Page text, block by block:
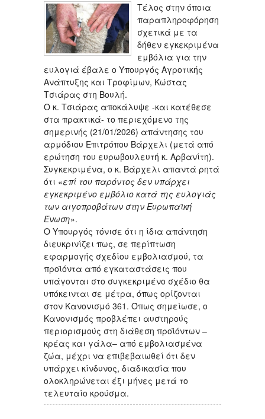
Τέλος στην όποια
παραπληροφόρηση
σχετικά με τα
δήθεν εγκεκριμένα
εμβόλια για την
ευλογιά έβαλε ο Υπουργός Αγροτικής
Ανάπτυξης και Τροφίμων, Κώστας
Τσιάρας στη Βουλή.
Ο κ. Τσιάρας αποκάλυψε -και κατέθεσε
στα πρακτικά- το περιεχόμενο της
σημερινής (21/01/2026) απάντησης του
αρμόδιου Επιτρόπου Βάρχελι (μετά από
ερώτηση του ευρωβουλευτή κ. Αρβανίτη).
Συγκεκριμένα, ο κ. Βάρχελι απαντά ρητά
ότι «επί του παρόντος δεν υπάρχει
εγκεκριμένο εμβόλιο κατά της ευλογιάς
των αιγοπροβάτων στην Ευρωπαϊκή
Ένωση».
Ο Υπουργός τόνισε ότι η ίδια απάντηση
διευκρινίζει πως, σε περίπτωση
εφαρμογής σχεδίου εμβολιασμού, τα
προϊόντα από εγκαταστάσεις που
υπάγονται στο συγκεκριμένο σχέδιο θα
υπόκεινται σε μέτρα, όπως ορίζονται
στον Κανονισμό 361. Όπως σημείωσε, ο
Κανονισμός προβλέπει αυστηρούς
περιορισμούς στη διάθεση προϊόντων –
κρέας και γάλα– από εμβολιασμένα
ζώα, μέχρι να επιβεβαιωθεί ότι δεν
υπάρχει κίνδυνος, διαδικασία που
ολοκληρώνεται έξι μήνες μετά το
τελευταίο κρούσμα.